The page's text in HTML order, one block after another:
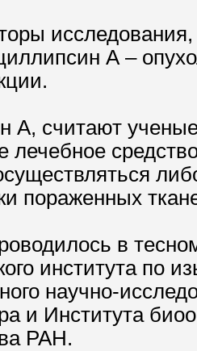
А –
А, считают
лечебное
пораженных
в
института по
научно-
и Института
РАН.